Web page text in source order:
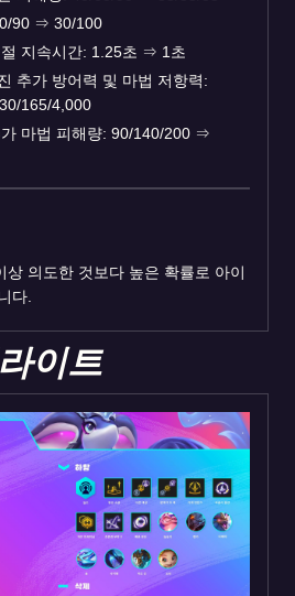
90 ⇒ 30/100
지속시간: 1.25초 ⇒ 1초
추가 방어력 및 마법 저항력:
165/4,000
마법 피해량: 90/140/200 ⇒
상 의도한 것보다 높은 확률로 아이
다.
이트